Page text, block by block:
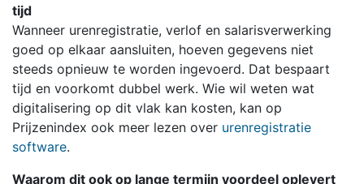
tijd
Wanneer urenregistratie, verlof en salarisverwerking
goed op elkaar aansluiten, hoeven gegevens niet
steeds opnieuw te worden ingevoerd. Dat bespaart
tijd en voorkomt dubbel werk. Wie wil weten wat
digitalisering op dit vlak kan kosten, kan op
Prijzenindex ook meer lezen over urenregistratie
software.
Waarom dit ook op lange termijn voordeel oplevert